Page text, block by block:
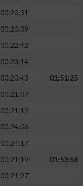
00:20:31
00:20:39
00:22:42
00:23:14
00:20:43
01:51:25
00:21:07
00:21:12
00:24:06
00:24:17
00:21:19
01:53:58
00:21:27